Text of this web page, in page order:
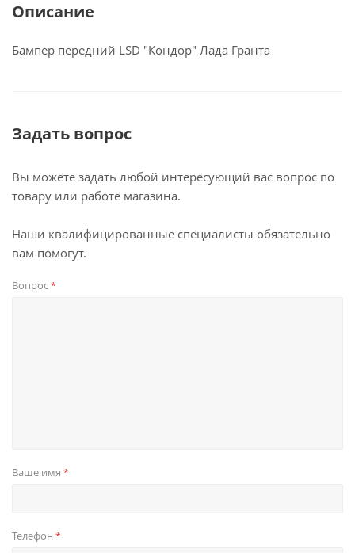
Описание
Бампер передний LSD "Кондор" Лада Гранта
Задать вопрос
Вы можете задать любой интересующий вас вопрос по
товару или работе магазина.
Наши квалифицированные специалисты обязательно
вам помогут.
Вопрос*
Ваше имя *
Телефон *